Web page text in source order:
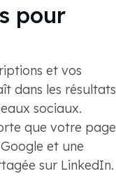
pour
et vos
dans les résultats
sociaux.
que votre page
et une
sur LinkedIn.